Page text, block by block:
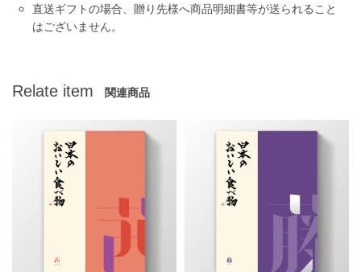
直送ギフトの場合、贈り先様へ商品明細書等が送られること
はございません。
Relate item 関連商品